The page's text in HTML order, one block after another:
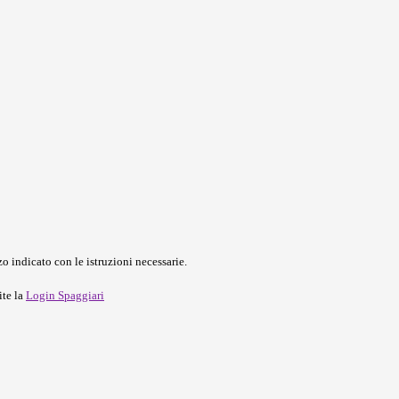
indicato con le istruzioni necessarie.
la Login Spaggiari